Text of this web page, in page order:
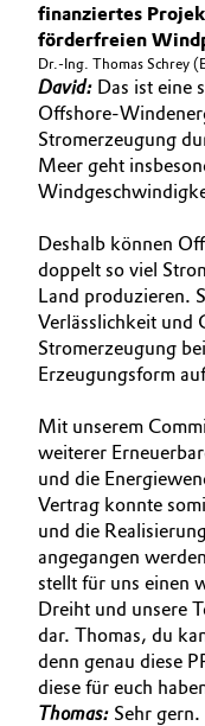
finanziertes
förderfreien
Dr.-Ing. Thomas Schrey
David: Das ist eine
Offshore-
Stromerzeugung
Meer geht
Deshalb können
doppelt so viel
Land produzieren.
Verlässlichkeit und
Stromerzeugung
Erzeugungsform
Mit unserem
weiterer
und die
Vertrag konnte
und die
angegangen
stellt für uns einen
Dreiht und unsere
dar. Thomas, du
denn genau diese
diese für euch
Thomas: Sehr